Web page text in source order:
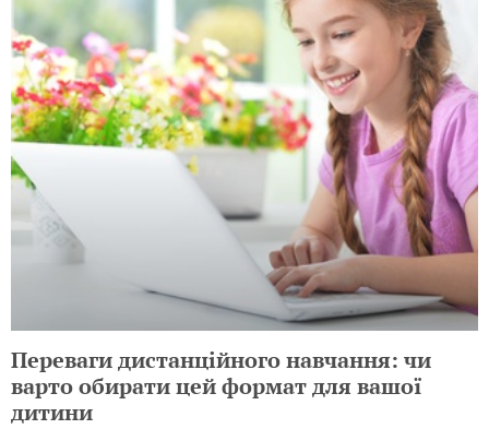
Переваги дистанційного навчання: чи
варто обирати цей формат для вашої
дитини